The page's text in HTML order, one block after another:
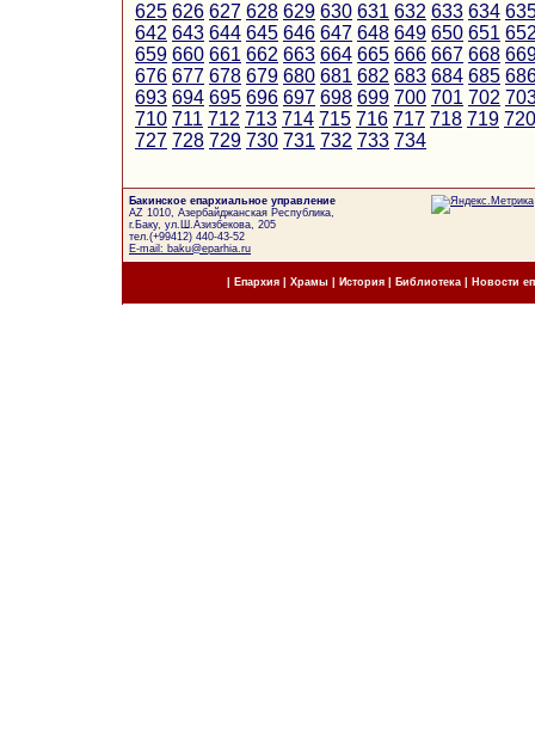
625 626 627 628 629 630 631 632 633 634
642 643 644 645 646 647 648 649 650 651
659 660 661 662 663 664 665 666 667 668
676 677 678 679 680 681 682 683 684 685
693 694 695 696 697 698 699 700 701 702
710 711 712 713 714 715 716 717 718 719 720
727 728 729 730 731 732 733 734
Бакинское епархиальное управление
AZ 1010, Азербайджанская Республика,
г.Баку, ул.Ш.Азизбекова, 205
тел.(+99412) 440-43-52
E-mail: baku@eparhia.ru
Епархия| Храмы История| Библиотека Новости